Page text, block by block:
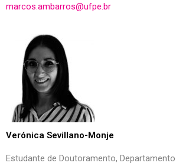
marcos.ambarros@ufpe.br
Verónica Sevillano-Monje
Estudante de Doutoramento,